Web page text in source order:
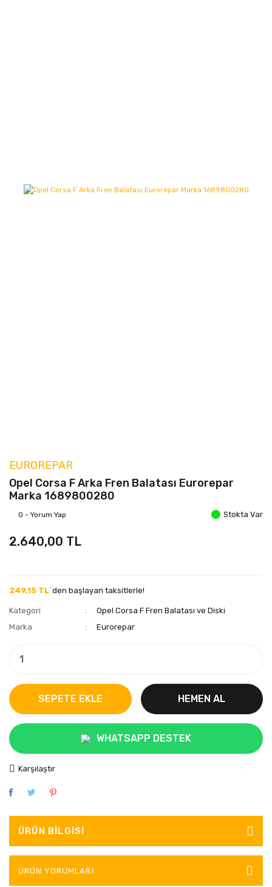
EUROREPAR
Opel Corsa F Arka Fren Balatası Eurorepar
Marka 1689800280
0 - Yorum Yap Stokta Var
2.640,00 TL
249,15 TL`den başlayan taksitlerle!
Kategori
Opel Corsa F Fren Balatası ve Diski
Marka
Eurorepar
SEPETE EKLE HEMEN AL
WHATSAPP DESTEK
Karşılaştır
ÜRÜN BILGISI
ÜRÜN YORUMLARI